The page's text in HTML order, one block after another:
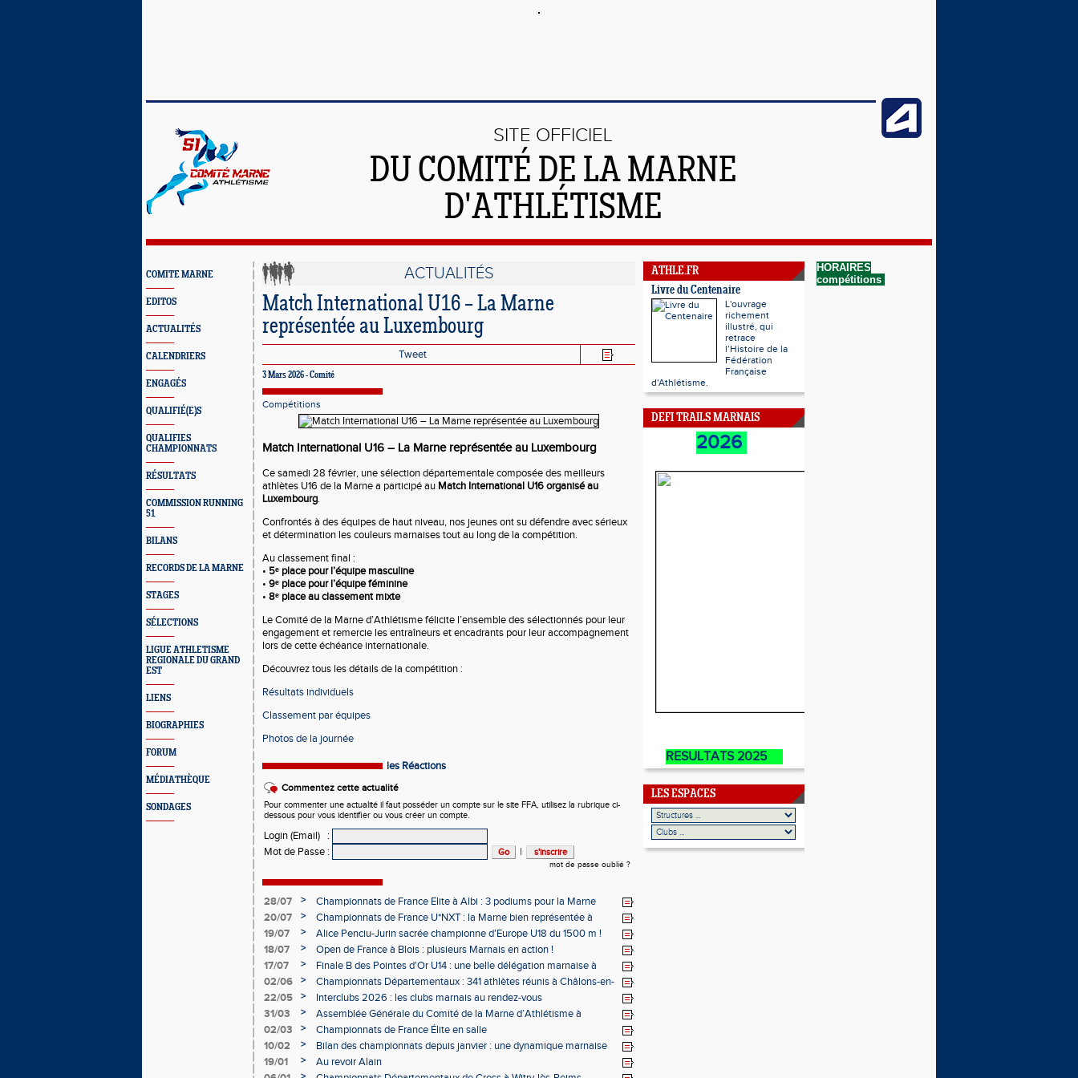
SITE OFFICIEL
DU COMITÉ DE LA MARNE
D'ATHLÉTISME
COMITE MARNE
EDITOS
ACTUALITÉS
CALENDRIERS
ENGAGÉS
QUALIFIÉ(E)S
QUALIFIES
CHAMPIONNATS
RÉSULTATS
COMMISSION RUNNING
51
BILANS
RECORDS DE LA MARNE
STAGES
SÉLECTIONS
LIGUE ATHLETISME
REGIONALE DU GRAND
EST
LIENS
BIOGRAPHIES
FORUM
MÉDIATHÈQUE
SONDAGES
ACTUALITÉS
Match International U16 – La Marne
représentée au Luxembourg
Tweet
3 Mars 2026 - Comité
Compétitions
Match International U16 – La Marne représentée au Luxembourg
Ce samedi 28 février, une sélection départementale composée des meilleurs
athlètes U16 de la Marne a participé au Match International U16 organisé au
Luxembourg.
Confrontés à des équipes de haut niveau, nos jeunes ont su défendre avec sérieux
et détermination les couleurs marnaises tout au long de la compétition.
Au classement final :
• 5ᵉ place pour l’équipe masculine
• 9ᵉ place pour l’équipe féminine
• 8ᵉ place au classement mixte
Le Comité de la Marne d’Athlétisme félicite l’ensemble des sélectionnés pour leur
engagement et remercie les entraîneurs et encadrants pour leur accompagnement
lors de cette échéance internationale.
Découvrez tous les détails de la compétition :
Résultats individuels
Classement par équipes
Photos de la journée
les Réactions
Commentez cette actualité
Pour commenter une actualité il faut posséder un compte sur le site FFA, utilisez la rubrique ci-
dessous pour vous identifier ou vous créer un compte.
Login (Email)
:
Mot de Passe : |
mot de passe oublié ?
28/07 >
Championnats de France Elite à Albi : 3 podiums pour la Marne
20/07
>
Championnats de France U*NXT : la Marne bien représentée à
Charléty
19/07 >
Alice Penciu-Jurin sacrée championne d'Europe U18 du 1500 m !
18/07
>
Open de France à Blois : plusieurs Marnais en action !
17/07
>
Finale B des Pointes d'Or U14 : une belle délégation marnaise à
Obernai
02/06 >
Championnats Départementaux : 341 athlètes réunis à Châlons-en-
Champagne
22/05 >
Interclubs 2026 : les clubs marnais au rendez-vous
31/03
>
Assemblée Générale du Comité de la Marne d’Athlétisme à
Épernay
02/03 >
Championnats de France Élite en salle
10/02
>
Bilan des championnats depuis janvier : une dynamique marnaise
bien lancée
19/01 >
Au revoir Alain
ATHLE.FR
Livre du Centenaire
L'ouvrage
richement
illustré, qui
retrace
l’Histoire de la
Fédération
Française
d'Athlétisme.
DEFI TRAILS MARNAIS
2026
RESULTATS 2025
LES ESPACES
HORAIRES
compétitions